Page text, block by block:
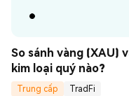
So sánh vàng (XAU)
kim loại quý nào?
Trung cấp
TradFi